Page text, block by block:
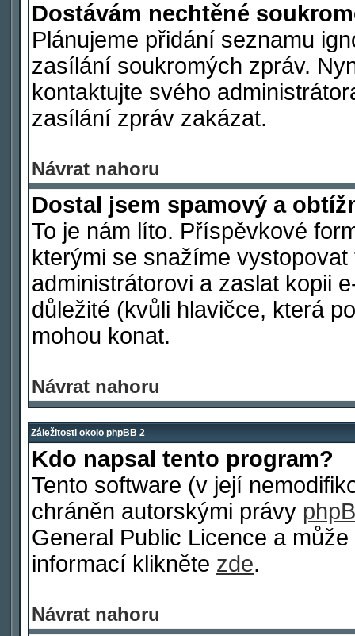
Dostávám nechtěné
Plánujeme přidání seznamu
zasílání soukromých zpráv.
kontaktujte svého
zasílání zpráv zakázat.
Návrat nahoru
Dostal jsem spamový a
To je nám líto. Příspěvkové
kterými se snažíme
administrátorovi a zaslat kopii
důležité (kvůli hlavičce, která
mohou konat.
Návrat nahoru
Záležitosti okolo phpBB 2
Kdo napsal tento program?
Tento software (v její
chráněn autorskými právy
General Public Licence a
informací klikněte zde.
Návrat nahoru